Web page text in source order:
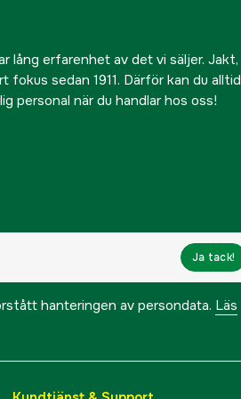
lång erfarenhet av det vi säljer. Jakt,
sedan 1911. Därför kan du alltid
personal när du handlar hos oss!
Ja tack!
hanteringen av persondata. Läs